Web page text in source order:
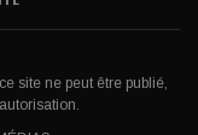
site ne peut être publié,